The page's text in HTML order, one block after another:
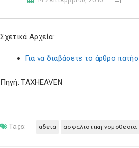
Σχετικά Αρχεία:
Για να διαβάσετε το άρθρο
Πηγή: TAXHEAVEN
Tags: αδεια ασφαλιστικη νομοθεσια